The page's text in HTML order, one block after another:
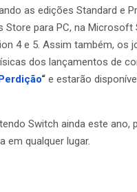
as edições Standard e
Store para PC, na Microsoft
4 e 5. Assim também, os
dos lançamentos de
“ e estarão
Switch ainda este ano,
em qualquer lugar.